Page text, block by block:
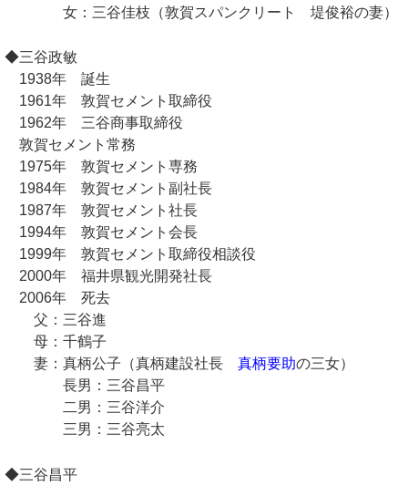
女：三谷佳枝（敦賀スパンクリート 堤俊裕の妻）
◆三谷政敏
1938年 誕生
1961年 敦賀セメント取締役
1962年 三谷商事取締役
敦賀セメント常務
1975年 敦賀セメント専務
1984年 敦賀セメント副社長
1987年 敦賀セメント社長
1994年 敦賀セメント会長
1999年 敦賀セメント取締役相談役
2000年 福井県観光開発社長
2006年 死去
父：三谷進
母：千鶴子
妻：真柄公子（真柄建設社長 真柄要助の三女）
長男：三谷昌平
二男：三谷洋介
三男：三谷亮太
◆三谷昌平